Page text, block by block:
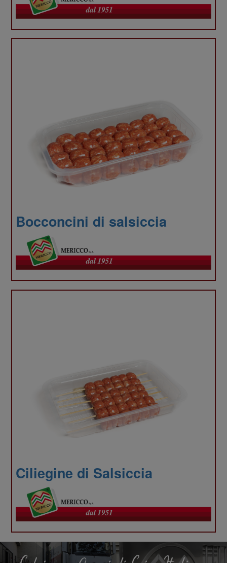
Bocconcini di salsiccia
Ciliegine di Salsiccia
inoltre
sul tuo
del
nostro